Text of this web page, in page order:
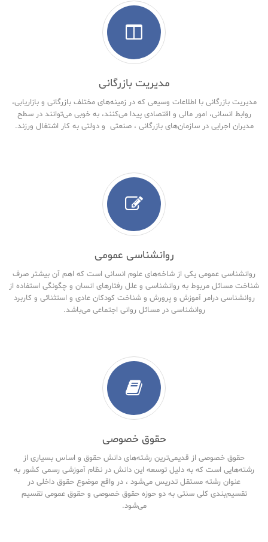
مدیریت بازرگانی
مدیریت بازرگانی با اطلاعات وسیعی که در زمینه‌های مختلف بازرگانی و بازاریابی،
روابط انسانی، امور مالی و اقتصادی پیدا می‌کنند، به خوبی می‌توانند در سطح
مدیران اجرایی در سازمان‌های بازرگانی ، صنعتی و دولتی به کار اشتغال ورزند.
روانشناسی عمومی
روانشناسی عمومی یکی از شاخه‌های علوم انسانی است که اهم آن بیشتر صرف
شناخت مسائل مربوط به روانشناسی و علل رفتارهای انسان و چگونگی استفاده از
روانشناسی درامر آموزش و پرورش و شناخت کودکان عادی و استثنائی و کاربرد
روانشناسی در مسائل روانی اجتماعی می‌باشد.
حقوق خصوصی
حقوق خصوصی از قدیمی‌ترین رشته‌های دانش حقوق و اساس بسیاری از
رشته‌هایی است که به دلیل توسعه این دانش در نظام آموزشی رسمی کشور به
عنوان رشته مستقل تدریس می‌شود ، در واقع موضوع حقوق داخلی در
تقسیم‌بندی کلی سنتی به دو حوزه حقوق خصوصی و حقوق‌ عمومی تقسیم
می‌شود.